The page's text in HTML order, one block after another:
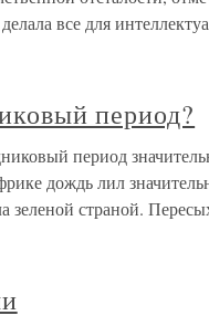
все для
период?
период
дождь лил
страной.